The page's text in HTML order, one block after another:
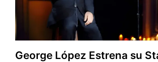
George López Estrena su